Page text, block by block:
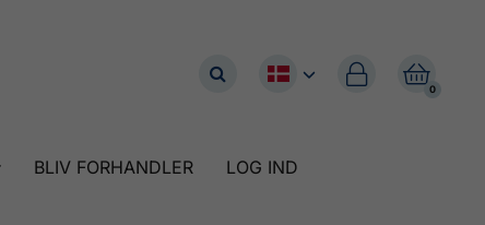

0

BLIV FORHANDLER LOG IND